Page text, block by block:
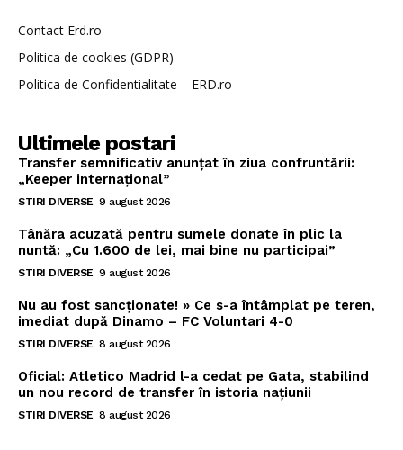
Contact Erd.ro
Politica de cookies (GDPR)
Politica de Confidentialitate – ERD.ro
Ultimele postari
Transfer semnificativ anunțat în ziua confruntării:
„Keeper internațional”
STIRI DIVERSE 9 august 2026
Tânăra acuzată pentru sumele donate în plic la
nuntă: „Cu 1.600 de lei, mai bine nu participai”
STIRI DIVERSE 9 august 2026
Nu au fost sancționate! » Ce s-a întâmplat pe teren,
imediat după Dinamo – FC Voluntari 4-0
STIRI DIVERSE 8 august 2026
Oficial: Atletico Madrid l-a cedat pe Gata, stabilind
un nou record de transfer în istoria națiunii
STIRI DIVERSE 8 august 2026